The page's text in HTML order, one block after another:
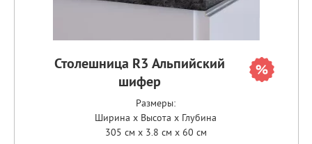
Столешница R3 Альпийский
шифер
Размеры:
Ширина x Высота x Глубина
305 см x 3.8 см x 60 см